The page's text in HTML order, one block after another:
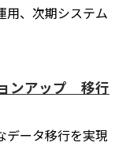
用、次期システム
ンアップ 移行
データ移行を実現